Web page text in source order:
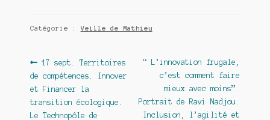
Catégorie :Veille de Mathieu
Navigation
de
l’article
Article
précédent :
17 sept. Territoires
de compétences. Innover
et Financer la
transition écologique.
Le Technopôle de
Article
suivant :
“ L’innovation frugale,
c’est comment faire
mieux avec moins”.
Portrait de Ravi Nadjou.
Inclusion, l’agilité et